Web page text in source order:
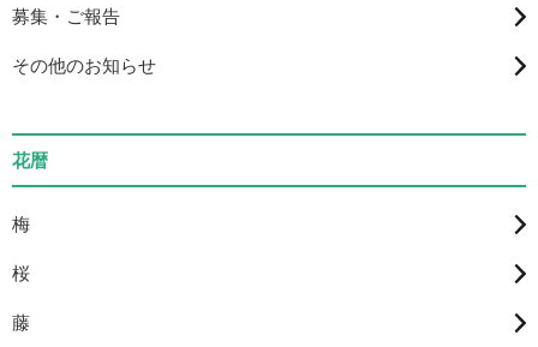
募集・ご報告
その他のお知らせ
花暦
梅
桜
藤